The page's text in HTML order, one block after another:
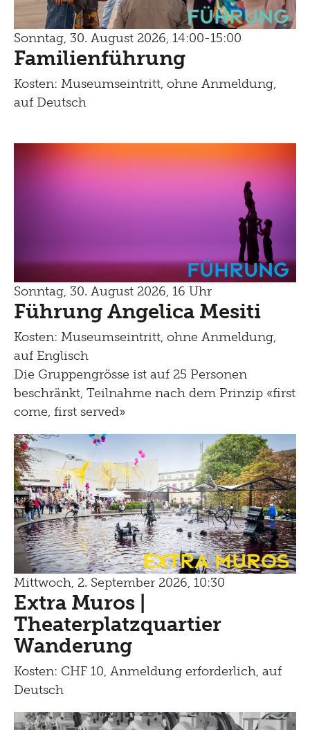
Führung
Sonntag, 30. August 2026, 14:00-15:00
Familienführung
Kosten: Museumseintritt, ohne Anmeldung,
auf Deutsch
Führung
Sonntag, 30. August 2026, 16 Uhr
Führung Angelica Mesiti
Kosten: Museumseintritt, ohne Anmeldung,
auf Englisch
Die Gruppengrösse ist auf 25 Personen
beschränkt, Teilnahme nach dem Prinzip «first
come, first served»
Extra Muros
Mittwoch, 2. September 2026, 10:30
Extra Muros |
Theaterplatzquartier
Wanderung
Kosten: CHF 10, Anmeldung erforderlich, auf
Deutsch